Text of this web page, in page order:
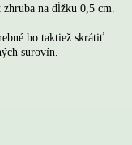
na dĺžku 0,5 cm.
ho taktiež skrátiť.
surovín.